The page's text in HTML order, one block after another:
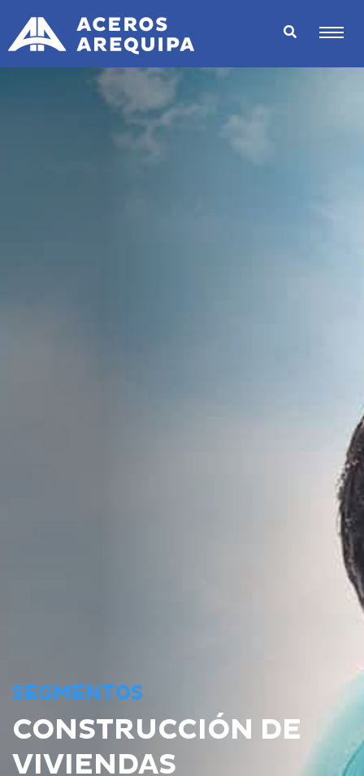
SEGMENTOS
CONSTRUCCIÓN DE
VIVIENDAS